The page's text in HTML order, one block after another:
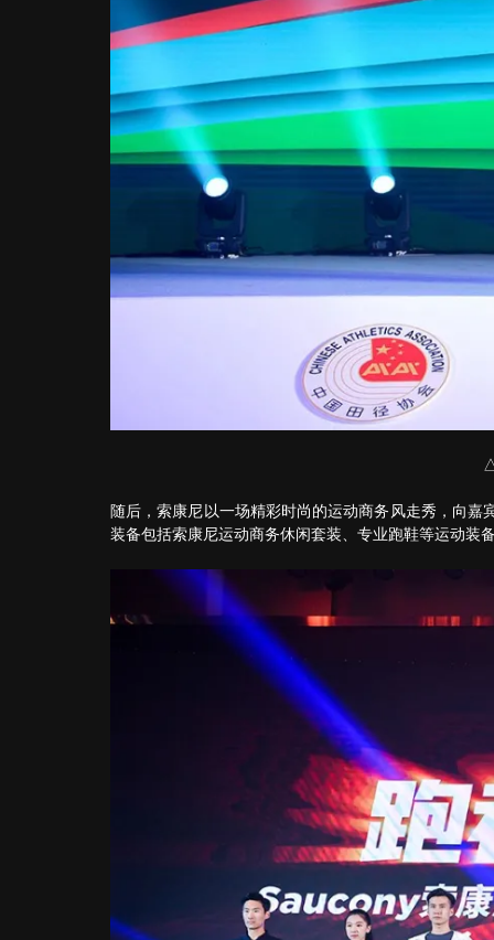
随后，索康尼以一场精彩时尚的运动商务风走秀，向
装备包括索康尼运动商务休闲套装、专业跑鞋等运动装